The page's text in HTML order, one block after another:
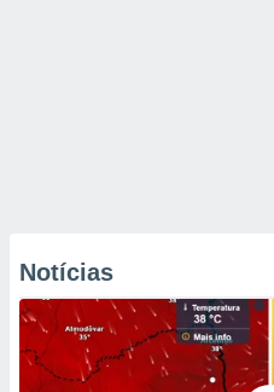
Notícias